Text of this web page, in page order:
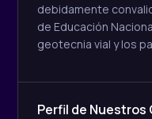
debidamente
de Educación
geotecnia vial y los
Perfil de Nuestros